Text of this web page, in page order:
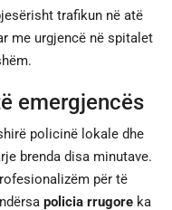
trafikun në atë
me urgjencë në spitalet
emergjencës
policinë lokale dhe
brenda disa minutave.
për të
policia rrugore ka